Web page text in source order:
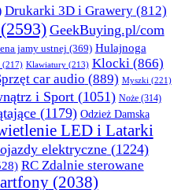
Drukarki 3D i Grawery(812)
(2593) GeekBuying.pl/com
jamy ustnej (369) Hulajnoga
(217) Klawiatury(213) Klocki(866)
car audio (889) Myszki (221)
i Sport(1051) Noże(314)
(1179) Odzież Damska
LED i Latarki
elektryczne(1224)
RC Zdalnie sterowane
(2038)